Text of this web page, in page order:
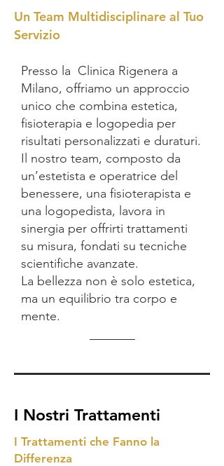
Un Team Multidisciplinare al Tuo
Servizio
Presso la Clinica Rigenera a
Milano, offriamo un approccio
unico che combina estetica,
fisioterapia e logopedia per
risultati personalizzati e duraturi.
Il nostro team, composto da
un’estetista e operatrice del
benessere, una fisioterapista e
una logopedista, lavora in
sinergia per offrirti trattamenti
su misura, fondati su tecniche
scientifiche avanzate.
La bellezza non è solo estetica,
ma un equilibrio tra corpo e
mente.
I Nostri Trattamenti
I Trattamenti che Fanno la
Differenza